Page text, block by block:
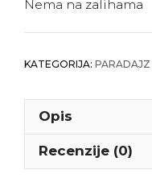
Nema na zalihama
KATEGORIJA: PARADAJZ
Opis
Recenzije (0)